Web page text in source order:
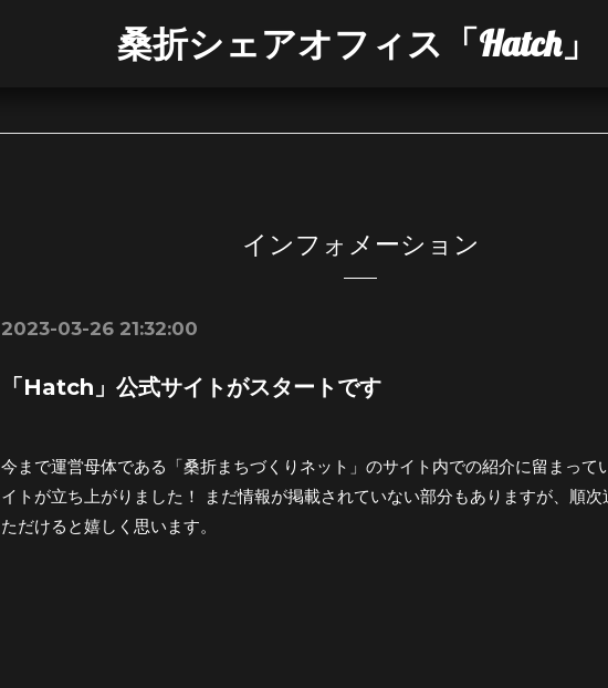
桑折シェアオフィス「Hatch」
インフォメーション
2023-03-26 21:32:00
「Hatch」公式サイトがスタートです
今まで運営母体である「桑折まちづくりネット」のサイト内での紹介に留まっ
イトが立ち上がりました！ まだ情報が掲載されていない部分もありますが、順
ただけると嬉しく思います。